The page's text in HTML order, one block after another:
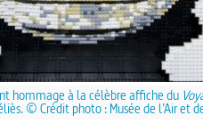
hommage à la célèbre affiche du
© Crédit photo : Musée de l’Air et